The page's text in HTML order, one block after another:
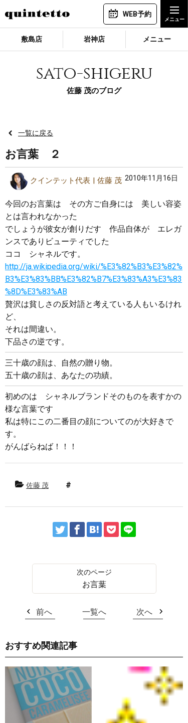
WEB予約
敷島店 岩神店 メニュー
sato-shigeru
佐藤 茂のブログ
一覧に戻る
お言葉 ２
クインテット代表 佐藤 茂 2010年11月16日
今回のお言葉は その方ご自身には 美しい容姿
とは言われなかった
でしょうが彼女が創りだす 作品自体が エレガ
ンスでありビューティでした
ココ シャネルです。
http://ja.wikipedia.org/wiki/%E3%82%B3%E3%82%
B3%E3%83%BB%E3%82%B7%E3%83%A3%E3%83
%8D%E3%83%AB
贅沢は貧しさの反対語と考えている人もいるけれ
ど、
それは間違い。
下品さの逆です。
三十歳の顔は、自然の贈り物。
五十歳の顔は、あなたの功績。
初めのは シャネルブランドそのものを表すかの
様な言葉です
私は特にこの二番目の顔についてのが大好きで
す。
がんばらねば！！！
佐藤 茂
お言葉
前へ 一覧へ 次へ
おすすめ関連記事